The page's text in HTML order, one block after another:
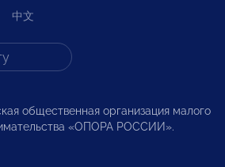
中文
общественная организация малого
«ОПОРА РОССИИ».